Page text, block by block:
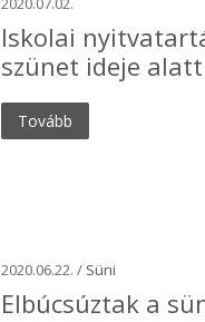
Iskolai
szünet ideje alatt
Tovább
2020.06.22. / Süni
Elbúcsúztak a